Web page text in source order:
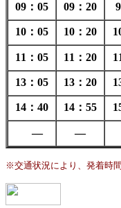
09：05 09：20
10：05 10：20
11：05 11：20
13：05 13：20
14：40 14：55
― ―
※交通状況により、発着時